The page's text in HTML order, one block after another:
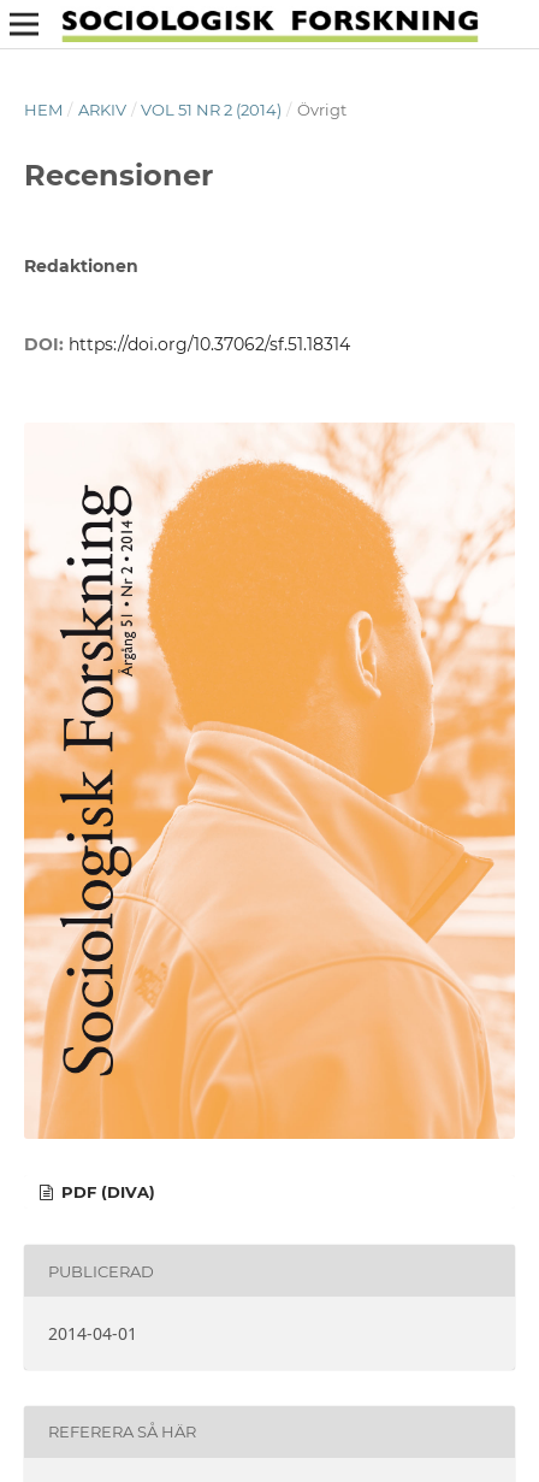
HEM / ARKIV / VOL 51 NR 2 (2014) / Övrigt
Recensioner
Redaktionen
DOI: https://doi.org/10.37062/sf.51.18314
PDF (DIVA)
PUBLICERAD
2014-04-01
REFERERA SÅ HÄR